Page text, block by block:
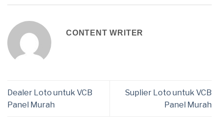
CONTENT WRITER
Dealer Loto untuk VCB
Panel Murah
Suplier Loto untuk VCB
Panel Murah